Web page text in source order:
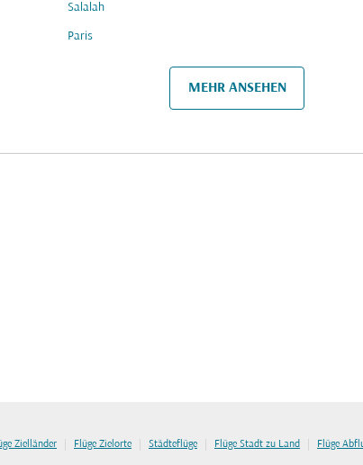
Salalah
Paris
MEHR ANSEHEN
Zielländer | Flüge Zielorte | Städteflüge | Flüge Stadt zu Land | Flüge